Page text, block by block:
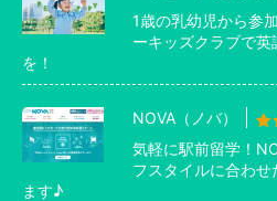
1歳の乳幼児から参
ーキッズクラブで
を！
NOVA（ノバ）
気軽に駅前留学！
フスタイルに合わ
ます♪